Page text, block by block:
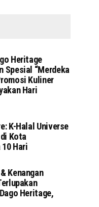
Heritage
Spesial “Merdeka
Kuliner
Hari
K-Halal Universe
Kota
Hari
Kenangan
Heritage,